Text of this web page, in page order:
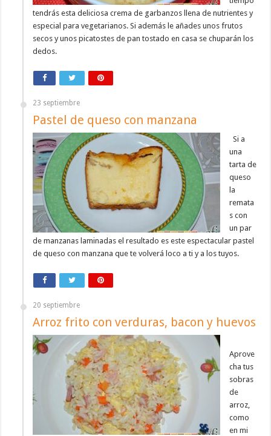
tendrás esta deliciosa crema de garbanzos llena de nutrientes y
especial para vegetarianos. Si además le añades unos frutos
secos y unos picatostes de pan tostado en casa se chuparán los
dedos.
23 septiembre
Pastel de queso con manzana
Si a
una
tarta de
queso
la
remata
s con
un par
de manzanas laminadas el resultado es este espectacular pastel
de queso con manzana que te volverá loco a ti y a los tuyos.
20 septiembre
Arroz frito con verduras, bacon y huevos
Aprove
cha tus
sobras
de
arroz,
como
en mi